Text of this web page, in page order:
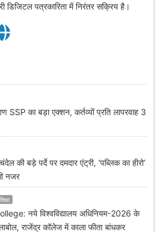
डिजिटल पत्रकारिता में निरंतर सक्रिय है।
का बड़ा एक्शन, कर्तव्यों प्रति लापरवाह 3
की बड़े पर्दे पर दमदार एंट्री, ‘पब्लिक का हीरो’
नजर
नये विश्वविद्यालय अधिनियम-2026 के
राजेंद्र कॉलेज में काला फीता बांधकर